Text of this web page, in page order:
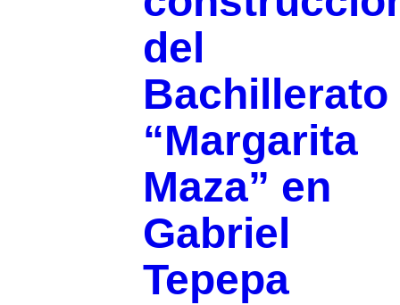
del
Bachillerato
“Margarita
Maza” en
Gabriel
Tepepa